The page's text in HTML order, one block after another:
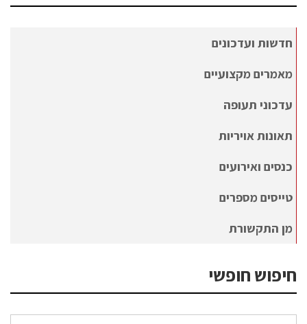
חדשות ועדכונים
מאמרים מקצועיים
עדכוני תעופה
תאונות אויריות
כנסים ואירועים
טייסים מספרים
מן התקשורת
חיפוש חופשי